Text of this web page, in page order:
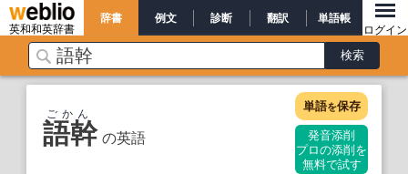
英和和英辞書
辞書 例文 診断 翻訳 単語帳
ログイン
語幹 の英語
ごかん 単語を保存
発音添削
プロの添削を
無料で試す